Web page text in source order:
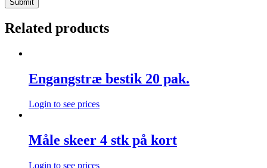
Related products
Engangstræ bestik 20 pak.
Login to see prices
Måle skeer 4 stk på kort
Login to see prices